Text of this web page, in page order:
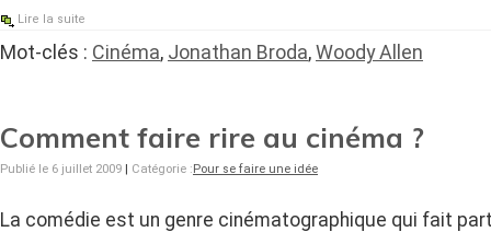
Lire la suite
Mot-clés : Cinéma, Jonathan Broda,Woody Allen
Comment faire rire au cinéma ?
Publié le 6 juillet 2009 Catégorie : Pour se faire une idée
La comédie est un genre cinématographique qui fait